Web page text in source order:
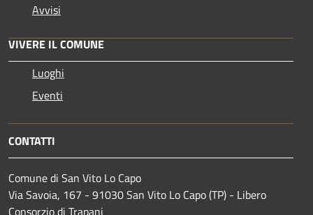
Avvisi
VIVERE IL COMUNE
Luoghi
Eventi
CONTATTI
Comune di San Vito Lo Capo
Via Savoia, 167 - 91030 San Vito Lo Capo (TP) - Libero
Consorzio di Trapani